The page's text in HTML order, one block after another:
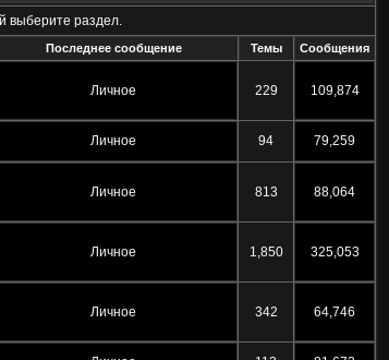
выберите раздел.
Последнее сообщение Темы Сообщения
Личное 229 109,874
Личное 94 79,259
Личное 813 88,064
Личное 1,850 325,053
Личное 342 64,746